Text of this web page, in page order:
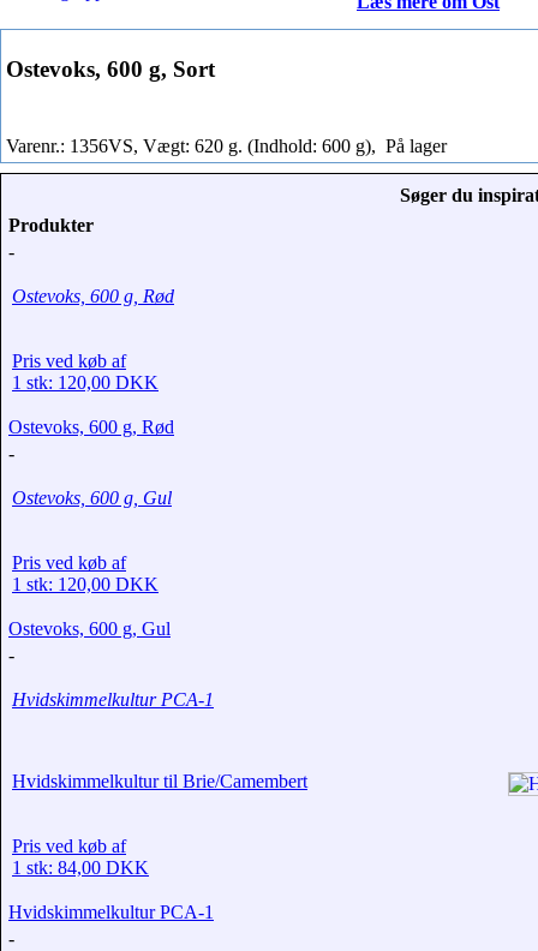
Ostevoks, 600 g, Sort
Varenr.: 1356VS, Vægt: 620 g. (Indhold: 600 g), På lager
Søger du
Produkter
-
Ostevoks, 600 g, Rød
Pris ved køb af
1 stk: 120,00 DKK
Ostevoks, 600 g, Rød
-
Ostevoks, 600 g, Gul
Pris ved køb af
1 stk: 120,00 DKK
Ostevoks, 600 g, Gul
-
Hvidskimmelkultur PCA-1
Hvidskimmelkultur til Brie/Camembert
Pris ved køb af
1 stk: 84,00 DKK
Hvidskimmelkultur PCA-1
-